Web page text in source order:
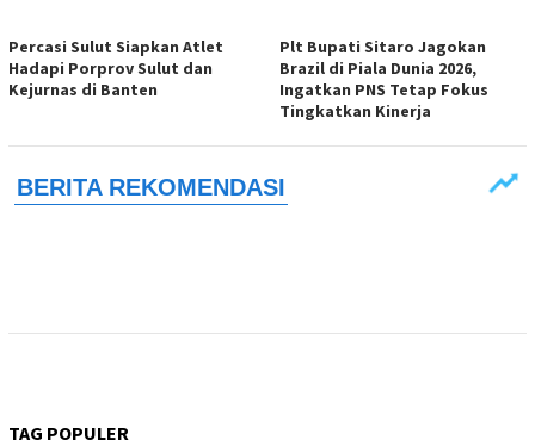
Percasi Sulut Siapkan Atlet
Hadapi Porprov Sulut dan
Kejurnas di Banten
Plt Bupati Sitaro Jagokan
Brazil di Piala Dunia 2026,
Ingatkan PNS Tetap Fokus
Tingkatkan Kinerja
TAG POPULER